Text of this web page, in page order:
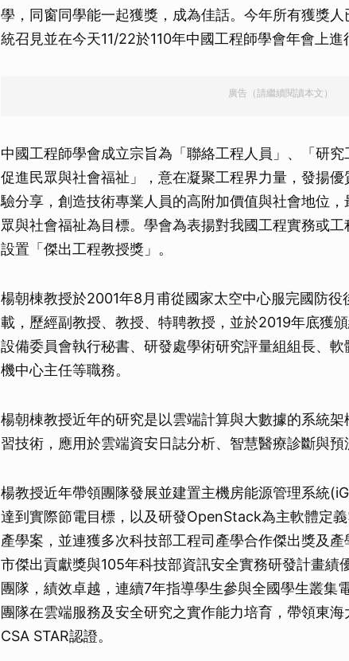
學，同窗同學能一起獲獎，成為佳話。今年所有獲獎
統召見並在今天11/22於110年中國工程師學會年會上進
廣告（請繼續閱讀本文）
中國工程師學會成立宗旨為「聯絡工程人員」、「研
促進民眾與社會福祉」，意在凝聚工程界力量，發揚
驗分享，創造技術專業人員的高附加價值與社會地位
眾與社會福祉為目標。學會為表揚對我國工程實務或
設置「傑出工程教授獎」。
楊朝棟教授於2001年8月甫從國家太空中心服完國防
載，歷經副教授、教授、特聘教授，並於2019年底獲
設備委員會執行秘書、研發處學術研究評量組組長、
機中心主任等職務。
楊朝棟教授近年的研究是以雲端計算與大數據的系統
習技術，應用於雲端資安日誌分析、智慧醫療診斷與預
楊教授近年帶領團隊發展並建置主機房能源管理系統
達到實際節電目標，以及研發OpenStack為主軟體定
產學案，並連獲多次科技部工程司產學合作傑出獎及
市傑出貢獻獎與105年科技部資訊安全實務研發計畫績
團隊，績效卓越，連續7年指導學生參與全國學生叢集
團隊在雲端服務及安全研究之實作能力培育，帶領東
CSA STAR認證。